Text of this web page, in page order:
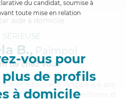
du candidat, soumise à
toute mise en relation
vous pour
de profils
à domicile
SÉRIEUSE
B., Paimpol
de chez Vous
et volontaire, Angela a 6 ans
un BEP Carrières Sanitaires et